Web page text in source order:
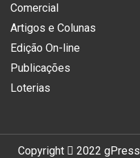
Comercial
Artigos e Colunas
Edição On-line
Publicações
Loterias
Copyright 2022 gPress